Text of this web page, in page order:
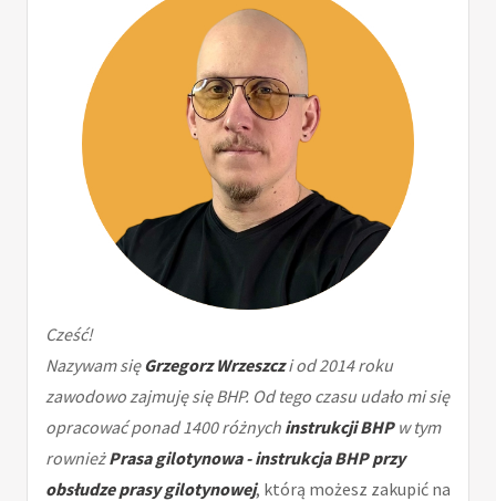
Cześć!
Nazywam sięGrzegorz Wrzeszczi od 2014 roku
zawodowo zajmuję się BHP. Od tego czasu udało mi się
opracować ponad 1400 różnych instrukcji BHPw tym
rownieżPrasa gilotynowa - instrukcja BHP przy
obsłudze prasy gilotynowej, którą możesz zakupić na